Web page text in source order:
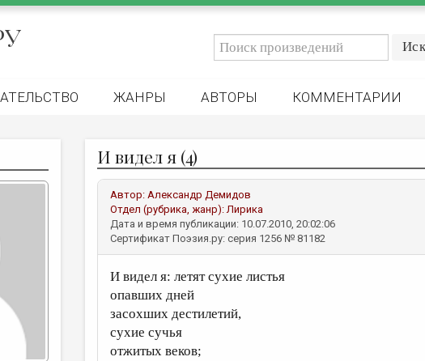
ЖАНРЫ АВТОРЫ КОММЕНТАРИИ
И видел я (4)
Автор: Александр Демидов
Отдел (рубрика, жанр):Лирика
Дата и время публикации: 10.07.2010, 20:02:06
Сертификат Поэзия.ру: серия 1256 № 81182
И видел я: летят сухие листья
опавших дней
засохших дестилетий,
сухие сучья
отжитых веков;